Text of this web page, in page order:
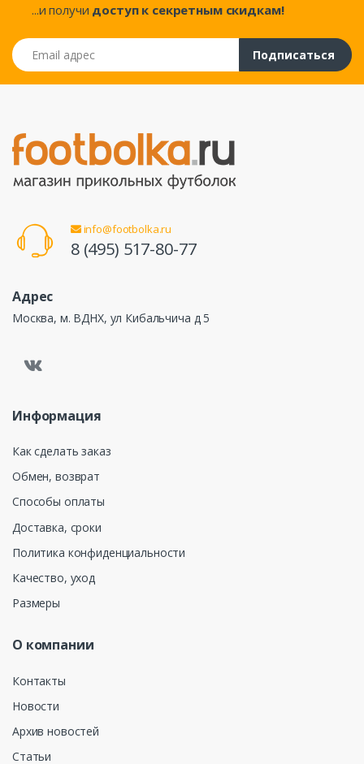
...и получи доступ к секретным скидкам!
Email адрес
Подписаться
info@footbolka.ru
8 (495) 517-80-77
Адрес
Москва, м. ВДНХ, ул Кибальчича д 5
Информация
Как сделать заказ
Обмен, возврат
Способы оплаты
Доставка, сроки
Политика конфиденциальности
Качество, уход
Размеры
О компании
Контакты
Новости
Архив новостей
Статьи